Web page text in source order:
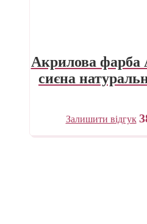
Акрилова фарба
сиєна
Залишити відгук